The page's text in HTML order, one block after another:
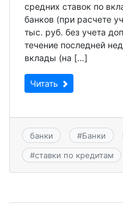
средних ставок по
банков (при расчете
тыс. руб. без учета
течение последней
вклады (на […]
Читать
банки #Банки
#ставки по кредитам